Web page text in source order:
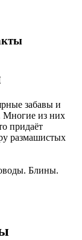
забавы и
Многие из них
придаёт
размашистых
Блины.